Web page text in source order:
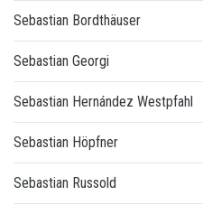
Sebastian Bordthäuser
Sebastian Georgi
Sebastian Hernández Westpfahl
Sebastian Höpfner
Sebastian Russold